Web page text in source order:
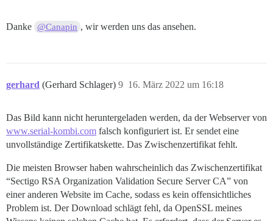
Danke @Canapin , wir werden uns das ansehen.
gerhard (Gerhard Schlager) 16. März 2022 um 16:18
9
Das Bild kann nicht heruntergeladen werden, da der Webserver von
www.serial-kombi.com falsch konfiguriert ist. Er sendet eine
unvollständige Zertifikatskette. Das Zwischenzertifikat fehlt.
Die meisten Browser haben wahrscheinlich das Zwischenzertifikat
“Sectigo RSA Organization Validation Secure Server CA” von
einer anderen Website im Cache, sodass es kein offensichtliches
Problem ist. Der Download schlägt fehl, da OpenSSL meines